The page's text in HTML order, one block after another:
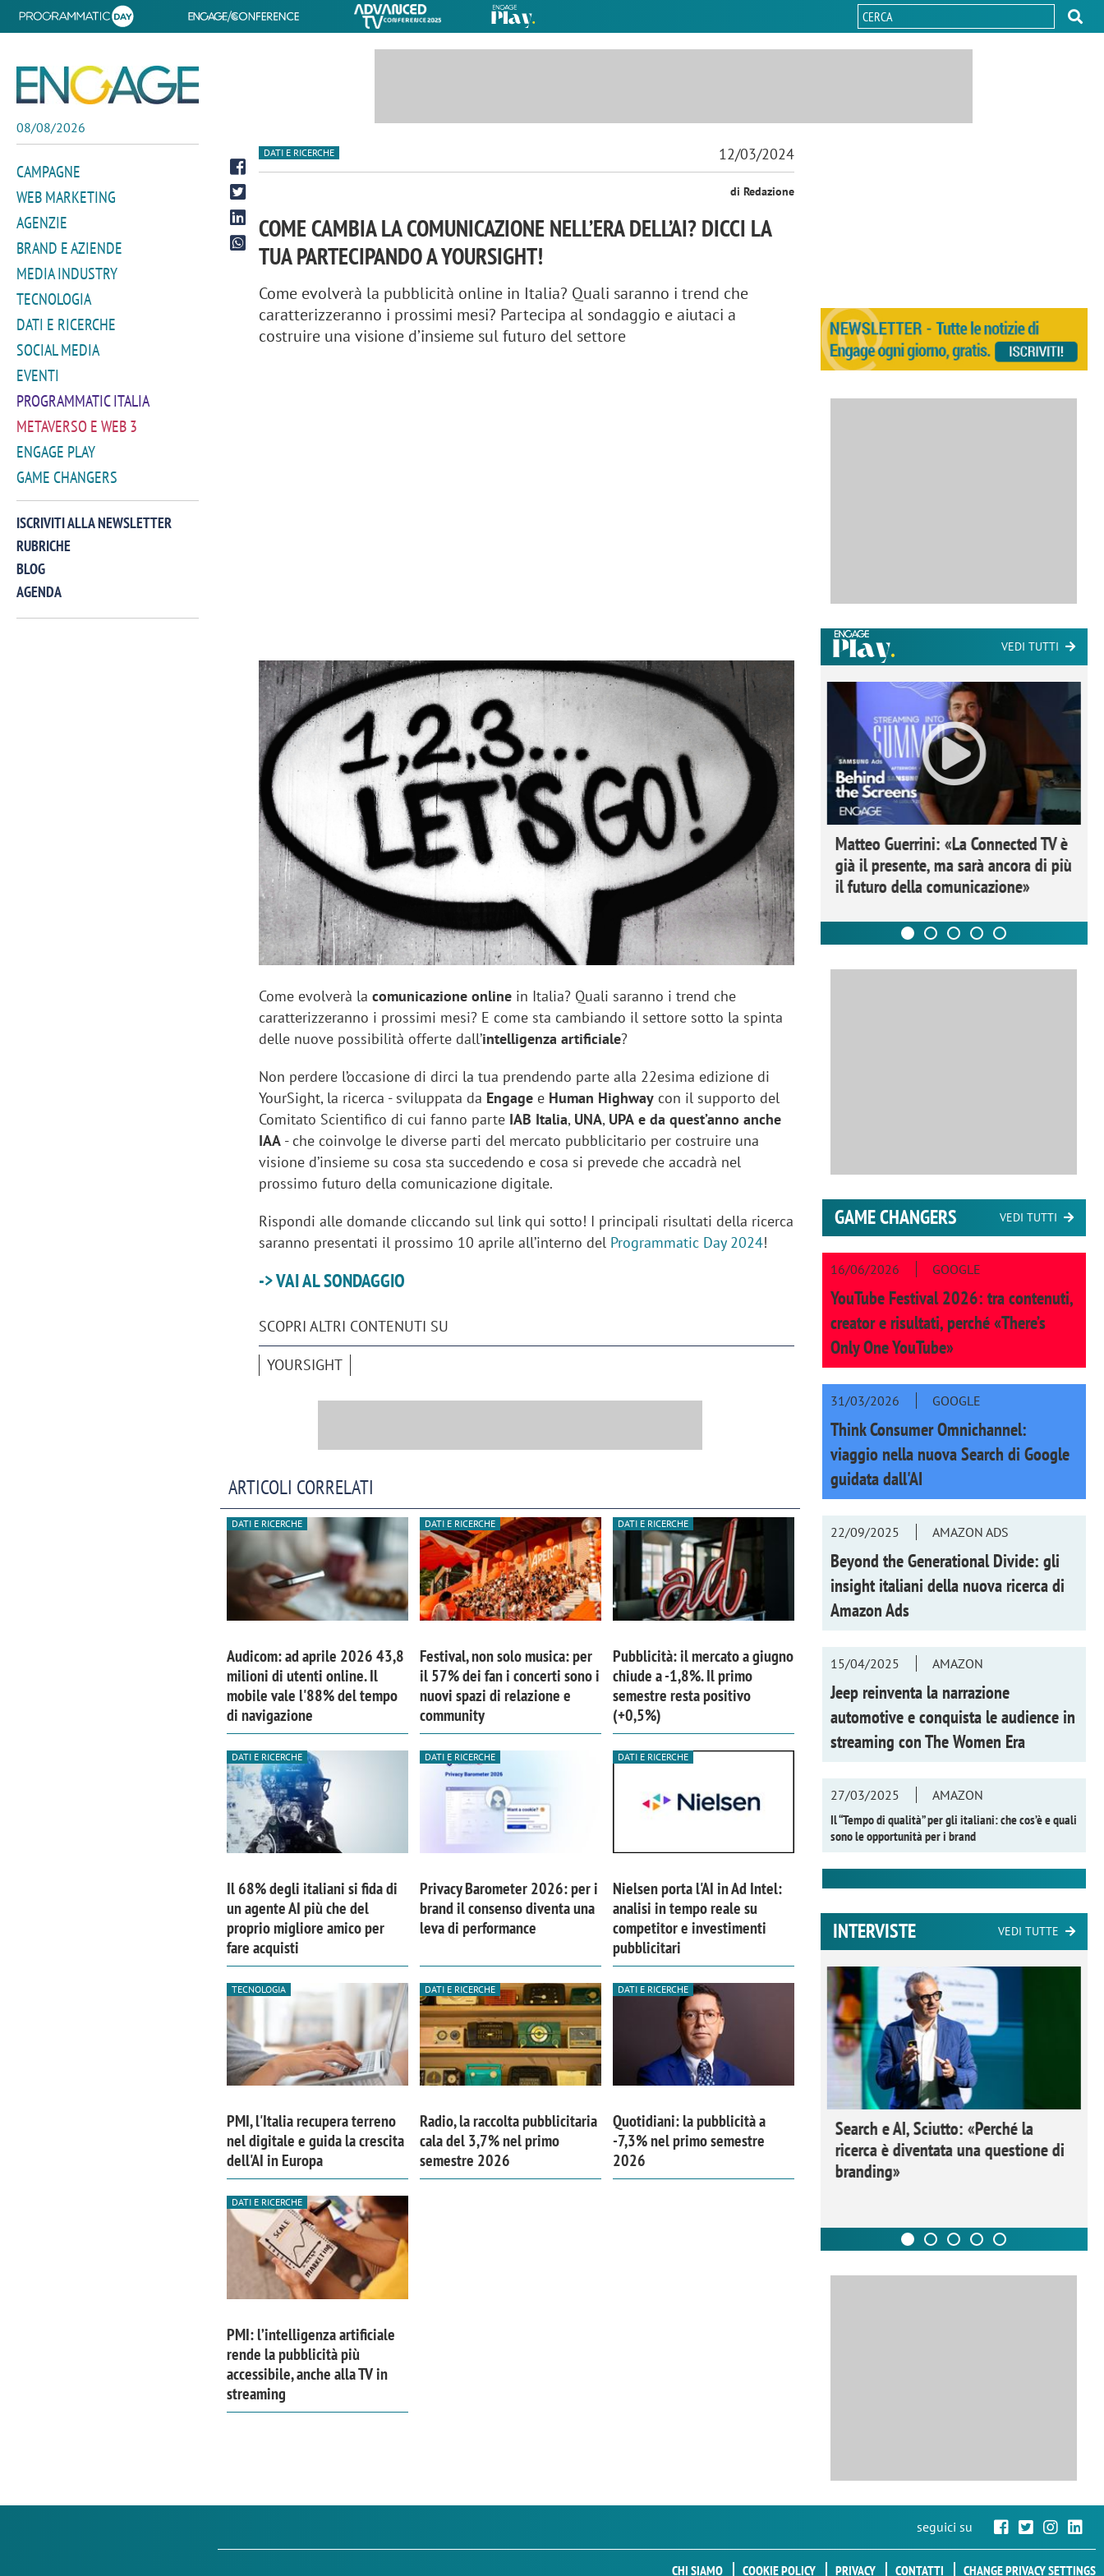
08/08/2026
CAMPAGNE
WEB MARKETING
AGENZIE
BRAND E AZIENDE
MEDIA INDUSTRY
TECNOLOGIA
DATI E RICERCHE
SOCIAL MEDIA
EVENTI
PROGRAMMATIC ITALIA
METAVERSO E WEB 3
ENGAGE PLAY
GAME CHANGERS
ISCRIVITI ALLA NEWSLETTER
RUBRICHE
BLOG
AGENDA
DATI E RICERCHE 12/03/2024
di Redazione
COME CAMBIA LA COMUNICAZIONE NELL’ERA DELL’AI? DICCI LA
TUA PARTECIPANDO A YOURSIGHT!
Come evolverà la pubblicità online in Italia? Quali saranno i trend che
caratterizzeranno i prossimi mesi? Partecipa al sondaggio e aiutaci a
costruire una visione d’insieme sul futuro del settore
Come evolverà lacomunicazione online in Italia? Quali saranno i trend che
caratterizzeranno i prossimi mesi? E come sta cambiando il settore sotto la spinta
delle nuove possibilità offerte dall’intelligenza artificiale?
Non perdere l’occasione di dirci la tua prendendo parte alla 22esima edizione di
YourSight, la ricerca - sviluppata da Engage e Human Highway con il supporto del
Comitato Scientifico di cui fanno parte IAB Italia, UNA, UPA e da quest’anno anche
IAA - che coinvolge le diverse parti del mercato pubblicitario per costruire una
visione d’insieme su cosa sta succedendo e cosa si prevede che accadrà nel
prossimo futuro della comunicazione digitale.
Rispondi alle domande cliccando sul link qui sotto! I principali risultati della ricerca
saranno presentati il prossimo 10 aprile all’interno del Programmatic Day 2024!
-> VAI AL SONDAGGIO
SCOPRI ALTRI CONTENUTI SU
YOURSIGHT
ARTICOLI CORRELATI
DATI E RICERCHE
Audicom: ad aprile 2026 43,8
milioni di utenti online. Il
mobile vale l'88% del tempo
di navigazione
DATI E RICERCHE
Festival, non solo musica: per
il 57% dei fan i concerti sono i
nuovi spazi di relazione e
community
DATI E RICERCHE
Pubblicità: il mercato a giugno
chiude a -1,8%. Il primo
semestre resta positivo
(+0,5%)
DATI E RICERCHE
Il 68% degli italiani si fida di
un agente AI più che del
proprio migliore amico per
fare acquisti
DATI E RICERCHE
Privacy Barometer 2026: per i
brand il consenso diventa una
leva di performance
DATI E RICERCHE
Nielsen porta l'AI in Ad Intel:
analisi in tempo reale su
competitor e investimenti
pubblicitari
TECNOLOGIA
PMI, l'Italia recupera terreno
nel digitale e guida la crescita
dell'AI in Europa
DATI E RICERCHE
Radio, la raccolta pubblicitaria
cala del 3,7% nel primo
semestre 2026
DATI E RICERCHE
Quotidiani: la pubblicità a
-7,3% nel primo semestre
2026
DATI E RICERCHE
PMI: l’intelligenza artificiale
rende la pubblicità più
accessibile, anche alla TV in
streaming
VEDI TUTTI
Manassero, Samsung Ads: «Con Total
Perez, Samsung Ads: «L'Italia è un
mercato strategico e continuerà a
crescere»
Networking agli eventi: come la
startup Kicè punta a eliminare lo
"spreco di relazioni"
Matteo Guerrini: «La Connected TV è
già il presente, ma sarà ancora di più
il futuro della comunicazione»
GAME CHANGERS VEDI TUTTI
16/06/2026 GOOGLE
YouTube Festival 2026: tra contenuti,
creator e risultati, perché «There’s
Only One YouTube»
31/03/2026 GOOGLE
Think Consumer Omnichannel:
viaggio nella nuova Search di Google
guidata dall'AI
22/09/2025 AMAZON ADS
Beyond the Generational Divide: gli
insight italiani della nuova ricerca di
Amazon Ads
15/04/2025 AMAZON
Jeep reinventa la narrazione
automotive e conquista le audience in
streaming conThe Women Era
27/03/2025
AMAZON
Il “Tempo di qualità” per gli italiani: che cos’è e quali
sono le opportunità per i brand
INTERVISTE VEDI TUTTE
comunicazione crea un brand food:
«Marketing e prodotto devono
Emanuele Viora di Deloitte Digital:
«La creatività resta centrale, l’AI deve
amplificare il talento»
Ricerche di mercato. Neri, Ipsos
Doxa: «Non basta più descrivere i
fenomeni: bisogna comprenderli e
Search e AI, Sciutto: «Perché la
ricerca è diventata una questione di
branding»
seguici su
CHI SIAMO COOKIE POLICY PRIVACY CONTATTI CHANGE PRIVACY SETTINGS